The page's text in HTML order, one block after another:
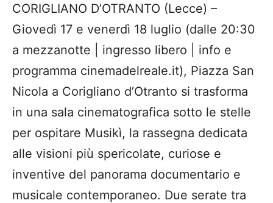
CORIGLIANO D’OTRANTO (Lecce) –
Giovedì 17 e venerdì 18 luglio (dalle 20:30
a mezzanotte | ingresso libero | info e
programma cinemadelreale.it), Piazza San
Nicola a Corigliano d’Otranto si trasforma
in una sala cinematografica sotto le stelle
per ospitare Musikì, la rassegna dedicata
alle visioni più spericolate, curiose e
inventive del panorama documentario e
musicale contemporaneo. Due serate tra